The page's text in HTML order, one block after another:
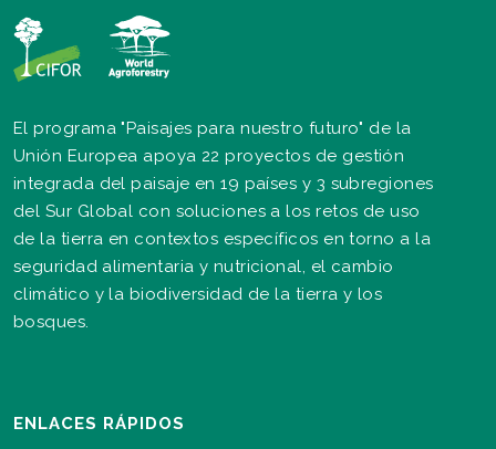
El programa "Paisajes para nuestro futuro" de la
Unión Europea apoya 22 proyectos de gestión
integrada del paisaje en 19 países y 3 subregiones
del Sur Global con soluciones a los retos de uso
de la tierra en contextos específicos en torno a la
seguridad alimentaria y nutricional, el cambio
climático y la biodiversidad de la tierra y los
bosques.
ENLACES RÁPIDOS